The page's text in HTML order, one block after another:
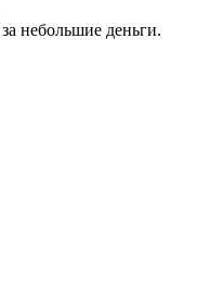
небольшие деньги.